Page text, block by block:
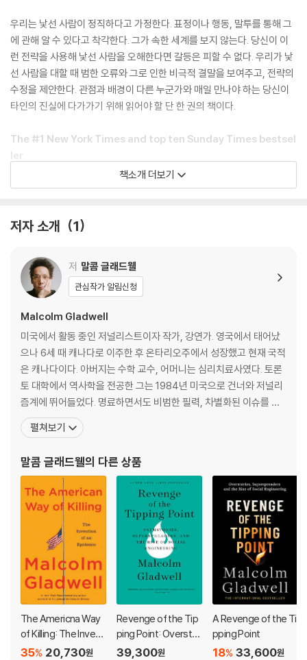
우리는 낯선 사람이 정직하다고 가정한다. 표정이나 행동, 말투를 통해 그
에 관해 알 수 있다고 착각한다. 그가 속한 세계를 보지 않는다. 당신이 이
런 전략을 사용해 낯선 사람을 오해한다면 갈등은 피할 수 없다. 우리가 낯
선 사람을 대할 때 범한 오류와 그로 인한 비극적 결말을 보여주고, 전략의
수정을 제안한다. 관점과 배경이 다른 누군가와 매일 만나야 하는 당신이
타인의 진실에 다가가기 위해 읽어야 할 단 한 권의 책이다.
The #1 New York Times and top ten Sunday Times bestsel
ler
The routine traffic stop that ends in tragedy. The spy who sp
The false conviction of Amanda Knox. Why do we so often ge
ace or judge a stranger's motives?
Using stories of deceit and fatal errors to cast doubt on our st
s us on an intellectual adventure into the darker side of human
nature, where strangers are never simple and misreading the
m can have disastrous consequences.
책소개 더보기
저자 소개 1
저 말콤 글래드웰
관심작가 알림신청
Malcolm Gladwell
미국에서 활동 중인 저널리스트이자 작가, 강연가. 영국에서 태어났
으나 6세 때 캐나다로 이주한 후 온타리오주에서 성장했고 현재 국적
은 캐나다이다. 아버지는 수학 교수, 어머니는 심리치료사였다. 토론
토 대학에서 역사학을 전공한 그는 1984년 미국으로 건너와 저널리
즘계에 뛰어들었다. 명료하면서도 비범한 필력, 차별화된 이슈를 고
르는 탁월한 감각으로 《워싱턴 포스트》에 입성한 후 1996년에는 ‘문
학적 저널리즘의 최고봉’이라 할 수 있는 《더 뉴요커》로 자리를 옮겨
양한 패턴과 행동 양식, 심리적 아이디어로 가득 찬
펼쳐보기
말콤 글래드웰의 다른 상품
The Americna Way
of Killing: The Inventi
on of an Epidemic
20,730원
35%
Revenge of the Tip
ping Point: Overstor
ies, Superspreader
39,300원
A Revenge of the Ti
pping Point
33,600원
18%